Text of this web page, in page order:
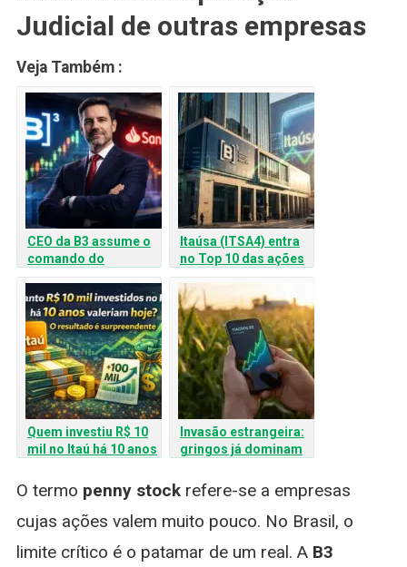
Judicial de outras empresas
Veja Também :
CEO da B3 assume o
comando do
Santander: o que
esperar dessa dança
das cadeiras no
mercado financeiro
Itaúsa (ITSA4) entra
no Top 10 das ações
mais negociadas da
B3 pela primeira vez
Quem investiu R$ 10
mil no Itaú há 10 anos
Invasão estrangeira:
gringos já dominam
dos Fiagros na B3
O termo penny stockrefere-se a empresas
cujas ações valem muito pouco. No Brasil, o
limite crítico é o patamar de um real. A B3